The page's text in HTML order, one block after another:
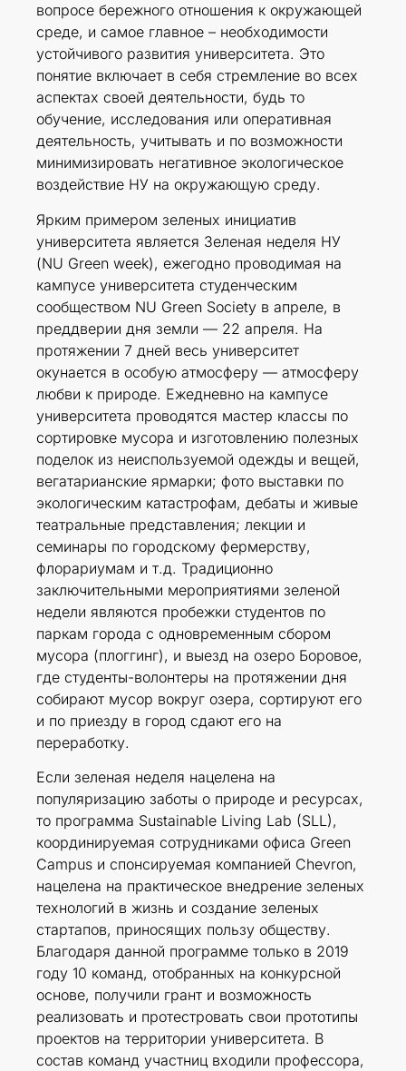
вопросе бережного отношения к окружающей
среде, и самое главное – необходимости
устойчивого развития университета. Это
понятие включает в себя стремление во всех
аспектах своей деятельности, будь то
обучение, исследования или оперативная
деятельность, учитывать и по возможности
минимизировать негативное экологическое
воздействие НУ на окружающую среду.
Ярким примером зеленых инициатив
университета является Зеленая неделя НУ
(NU Green week), ежегодно проводимая на
кампусе университета студенческим
сообществом NU Green Society в апреле, в
преддверии дня земли — 22 апреля. На
протяжении 7 дней весь университет
окунается в особую атмосферу — атмосферу
любви к природе. Ежедневно на кампусе
университета проводятся мастер классы по
сортировке мусора и изготовлению полезных
поделок из неиспользуемой одежды и вещей,
вегатарианские ярмарки; фото выставки по
экологическим катастрофам, дебаты и живые
театральные представления; лекции и
семинары по городскому фермерству,
флорариумам и т.д. Традиционно
заключительными мероприятиями зеленой
недели являются пробежки студентов по
паркам города с одновременным сбором
мусора (плоггинг), и выезд на озеро Боровое,
где студенты-волонтеры на протяжении дня
собирают мусор вокруг озера, сортируют его
и по приезду в город сдают его на
переработку.
Если зеленая неделя нацелена на
популяризацию заботы о природе и ресурсах,
то программа Sustainable Living Lab (SLL),
координируемая сотрудниками офиса Green
Campus и спонсируемая компанией Chevron,
нацелена на практическое внедрение зеленых
технологий в жизнь и создание зеленых
стартапов, приносящих пользу обществу.
Благодаря данной программе только в 2019
году 10 команд, отобранных на конкурсной
основе, получили грант и возможность
реализовать и протестровать свои прототипы
проектов на территории университета. В
состав команд участниц входили профессора,